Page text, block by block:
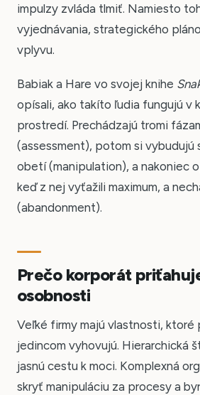
impulzy zvláda tlmiť. Namiesto
vyjednávania, strategického
vplyvu.
Babiak a Hare vo svojej knihe
opísali, ako takíto ľudia fungujú v
prostredí. Prechádzajú tromi
(assessment), potom si vybudujú
obetí (manipulation), a nakoniec
keď z nej vyťažili maximum, a
(abandonment).
Prečo korporát
osobnosti
Veľké firmy majú vlastnosti, ktoré
jedincom vyhovujú. Hierarchická
jasnú cestu k moci. Komplexná
skryť manipuláciu za procesy a